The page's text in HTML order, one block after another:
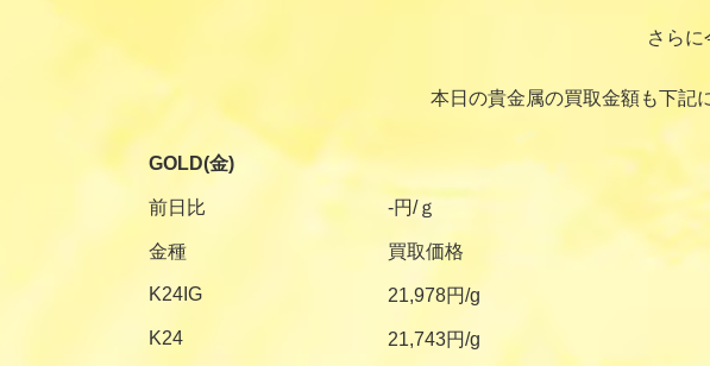
さらに
本日の貴金属の買取金額も下記
GOLD(金)
前日比 -円/ｇ
金種 買取価格
K24IG 21,978円/g
K24 21,743円/g